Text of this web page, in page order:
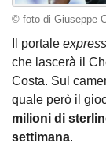
© foto di Giuseppe
Il portale
che lascerà il
Costa. Sul
quale però il
milioni di
settimana.